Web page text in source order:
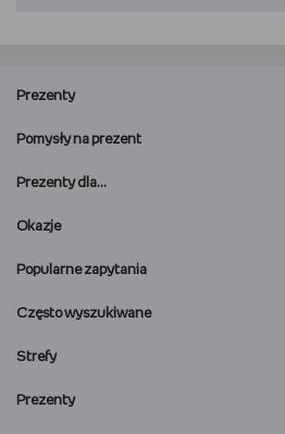
Prezenty
Pomysły na prezent
Prezenty dla…
Okazje
Popularne zapytania
Często wyszukiwane
Strefy
Prezenty